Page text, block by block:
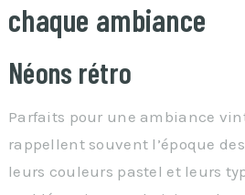
chaque ambiance
Néons rétro
Parfaits pour une ambiance
rappellent souvent l’époque
leurs couleurs pastel et leurs